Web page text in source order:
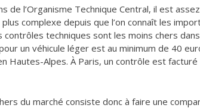
de l’Organisme Technique Central, il est
complexe depuis que l’on connaît les
techniques sont les moins chers
un véhicule léger est au minimum de 40
Hautes-Alpes. À Paris, un contrôle est
du marché consiste donc à faire une